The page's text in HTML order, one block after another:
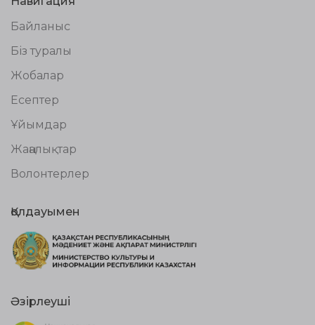
Байланыс
Біз туралы
Жобалар
Есептер
Ұйымдар
Жаңалықтар
Волонтерлер
Қолдауымен
Әзірлеуші